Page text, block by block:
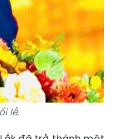
lễ.